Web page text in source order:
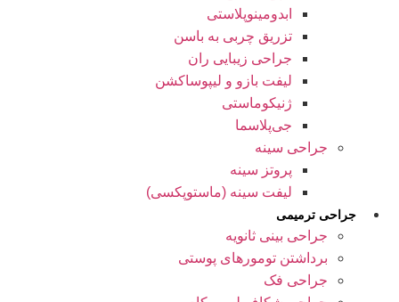
ابدومینوپلاستی
تزریق چربی به باسن
جراحی زیبایی ران
لیفت بازو و لیپوساکشن
ژنیکوماستی
جی‌پلاسما
جراحی سینه
پروتز سینه
لیفت سینه (ماستوپکسی)
جراحی ترمیمی
جراحی بینی ثانویه
برداشتن تومورهای پوستی
جراحی فک